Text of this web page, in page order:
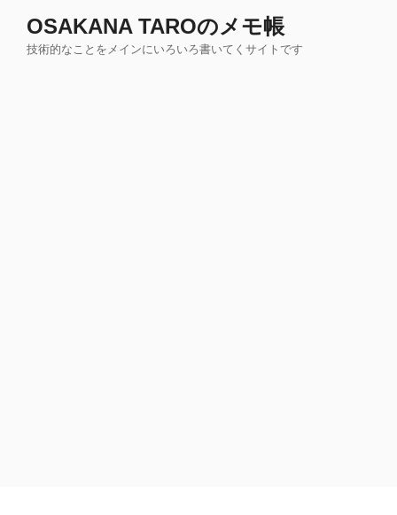
OSAKANA TAROのメモ帳
技術的なことをメインにいろいろ書いてくサイトです